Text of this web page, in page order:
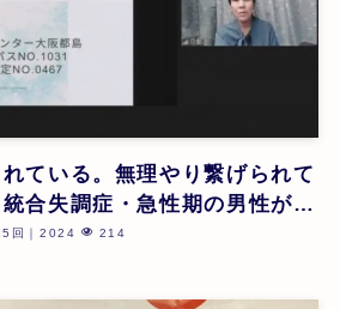
れている。無理やり繋げられて
合失調症・急性期の男性がサ
に大きく安定したケース| 高
回｜2024 214